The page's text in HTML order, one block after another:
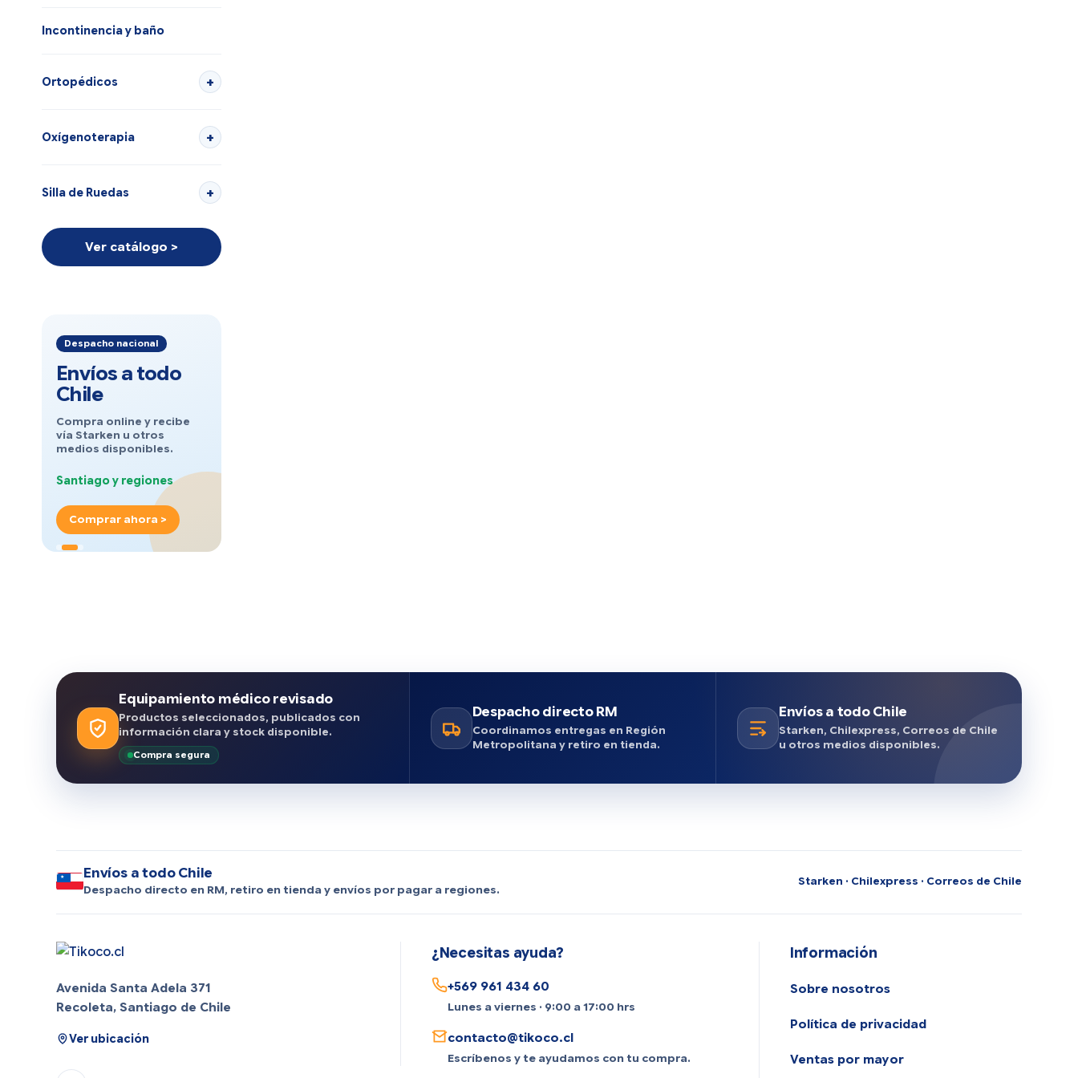
Incontinencia y baño
Ortopédicos
Oxígenoterapia
Silla de Ruedas
Ver catálogo >
Despacho nacional
Envíos a todo
Chile
Compra online y recibe
vía Starken u otros
medios disponibles.
Santiago y regiones
Comprar ahora >
Equipamiento médico revisado
Productos seleccionados, publicados con
información clara y stock disponible.
Compra segura
Despacho directo RM
Coordinamos entregas en Región
Metropolitana y retiro en tienda.
Envíos a todo Chile
Starken, Chilexpress, Correos de Chile
u otros medios disponibles.
Envíos a todo Chile
Despacho directo en RM, retiro en tienda y envíos por pagar a regiones.
Starken · Chilexpress · Correos de Chile
Avenida Santa Adela 371
Recoleta, Santiago de Chile
Ver ubicación
¿Necesitas ayuda?
+569 961 434 60
Lunes a viernes · 9:00 a 17:00 hrs
contacto@tikoco.cl
Escríbenos y te ayudamos con tu compra.
Información
Sobre nosotros
Política de privacidad
Ventas por mayor